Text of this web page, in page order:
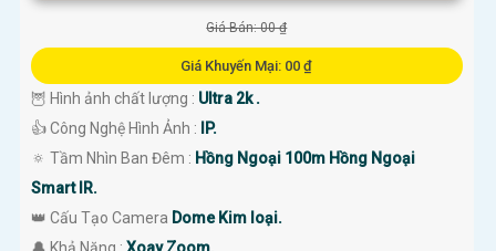
Giá Bán: 00 ₫
Giá Khuyến Mại: 00 ₫
🦉 Hình ảnh chất lượng : Ultra 2k .
👍 Công Nghệ Hình Ảnh :
IP.
🔅 Tầm Nhìn Ban Đêm : Hồng Ngoại 100m Hồng Ngoại
Smart IR.
👑 Cấu Tạo Camera Dome Kim loại.